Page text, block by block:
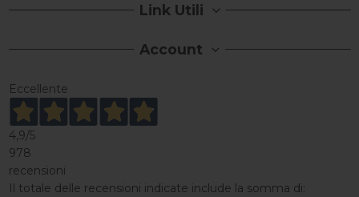
Link Utili
Account
Eccellente
4,9/5
978
recensioni
Il totale delle recensioni indicate include la somma di: